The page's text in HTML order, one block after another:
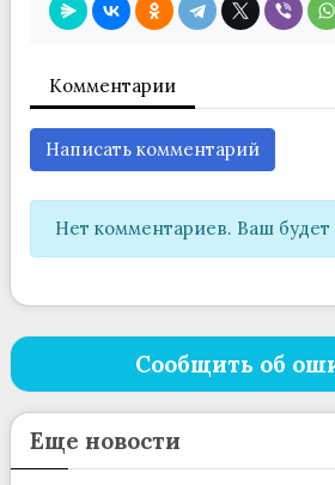
Комментарии
Написать комментарий
Нет комментариев. Ваш
Сообщить об
Еще новости